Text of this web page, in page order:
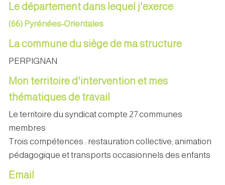
Le département dans lequel j'exerce
(66) Pyrénées-Orientales
La commune du siège de ma structure
PERPIGNAN
Mon territoire d'intervention et mes
thématiques de travail
Le territoire du syndicat compte 27 communes
membres
Trois compétences : restauration collective, animation
pédagogique et transports occasionnels des enfants
Email